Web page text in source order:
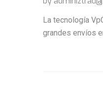
La tecnología
grandes envíos